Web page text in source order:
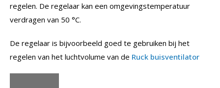
regelen. De regelaar kan een omgevingstemperatuur
verdragen van 50 °C.
De regelaar is bijvoorbeeld goed te gebruiken bij het
regelen van het luchtvolume van de Ruck buisventilator